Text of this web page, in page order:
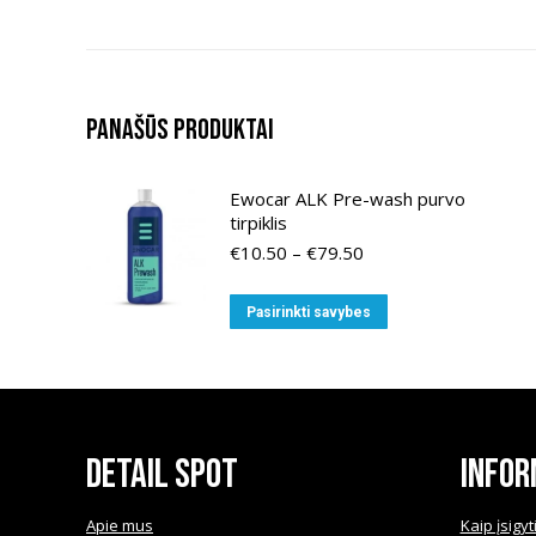
Panašūs produktai
Ewocar ALK Pre-wash purvo
tirpiklis
€10.50 – €79.50
€10.50
through
Pasirinkti savybes
Detail Spot
Apie mus Kaip įsigyti